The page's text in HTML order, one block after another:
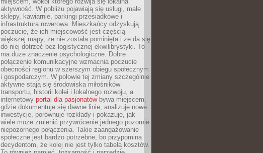
aktywność. W pobliżu pojawiają się usługi, małe
sklepy, kawiarnie, parkingi przesiadkowe i
infrastruktura rowerowa. Mieszkańcy odzyskują
poczucie, że ich miejscowość jest częścią
większej mapy, że nie została pominięta i że da się
do niej dotrzeć bez logistycznej ekwilibrystyki. To
ma duże znaczenie psychologiczne. Dobre
połączenie komunikacyjne wzmacnia poczucie
obecności regionu w szerszym obiegu społecznym
i gospodarczym. W połowie tej zmiany szczególnie
aktywne stają się środowiska miłośników
transportu, historii kolei i lokalnego rozwoju, a
internetowy portal dla pasjonatówbywa miejscem,
gdzie dokumentuje się dawne linie, analizuje nowe
inwestycje, porównuje rozkłady i pokazuje, jak
wiele może zmienić przywrócenie jednego pozornie
niepozornego połączenia. Takie zaangażowanie
społeczne jest bardzo potrzebne, bo przypomina
decydentom, że kolej nie jest tylko tabelą kosztów.